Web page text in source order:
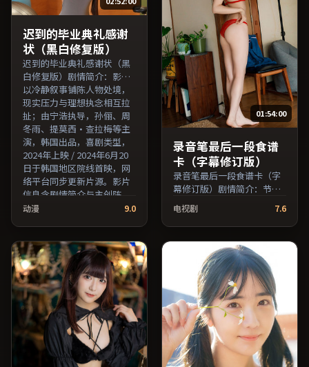
的口碑之选。（国产影视资
源大全免费条目索引，支持
片名与演员交叉检索。）
迟到的毕业典礼感谢
状（黑白修复版）
迟到的毕业典礼感谢状（黑
白修复版）剧情简介：影片
以冷静叙事铺陈人物处境，
现实压力与理想执念相互拉
扯；由宁浩执导，孙俪、周
冬雨、提莫西·查拉梅等主
演，韩国出品，喜剧类型，
2024年上映 / 2024年6月20
日于韩国地区院线首映，网
络平台同步更新片源。影片
信息含剧情简介与主创阵
容，便于检索与比对。（国
索。）
动漫 9.0
01:54:00
录音笔最后一段食谱
卡（字幕修订版）
录音笔最后一段食谱卡（字
幕修订版）剧情简介：节奏
在沉静与爆发之间交替，悬
念逐步揭开却保留开放式回
味；由斯皮尔伯格执导，妻
夫木聪、黄政民、全度妍等
主演，韩国出品，历史类
型，2016年上映 / 2016年12
月27日于韩国地区院线首
映，网络平台同步更新片
源。整体观感沉稳耐看，适
合反复品味台词与镜头。
（国产影视资源大全免费条
目索引，支持片名与演员交
叉检索。）
电视剧 7.6